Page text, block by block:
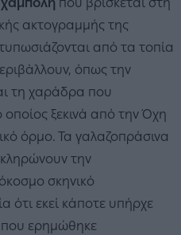
ακτογραμμής της
από τα τοπία
όπως την
τη χαράδρα που
ξεκινά από την Όχη
όρμο. Τα γαλαζοπράσινα
την
σκηνικό
ότι εκεί κάποτε υπήρχε
ερημώθηκε